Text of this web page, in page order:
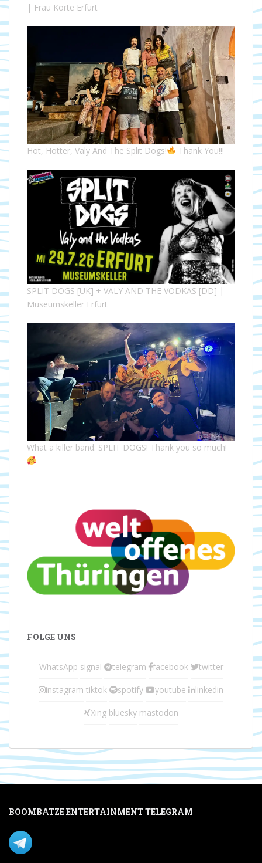
| Frau Korte Erfurt
Hot, Hotter, Valy And The Split Dogs! Thank You!!!
SPLIT DOGS [UK] + VALY AND THE VODKAS [DD] |
Museumskeller Erfurt
What a killer band: SPLIT DOGS! Thank you so much!
FOLGE UNS
WhatsApp signal telegram facebook twitter
instagram tiktok spotify youtube linkedin
Xing bluesky mastodon
BOOMBATZE ENTERTAINMENT TELEGRAM